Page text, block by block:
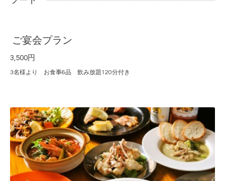
ご宴会プラン
3,500円
3名様より お食事6品 飲み放題120分付き